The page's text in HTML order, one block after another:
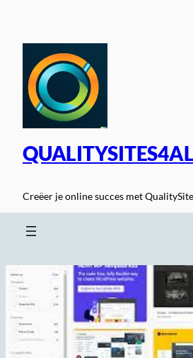
inhoud
Creëer je online succes met